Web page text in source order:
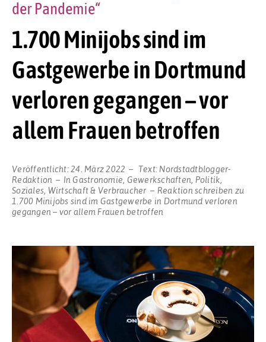
1.700 Minijobs sind im
Gastgewerbe in Dortmund
verloren gegangen – vor
allem Frauen betroffen
der Pandemie“
Veröffentlicht:24. März 2022 Text: Nordstadtblogger-
Redaktion
InGastronomie, Gewerkschaften, Politik,
Soziales, Wirtschaft & Verbraucher Reaktion schreiben zu
1.700 Minijobs sind im Gastgewerbe in Dortmund verloren
gegangen – vor allem Frauen betroffen